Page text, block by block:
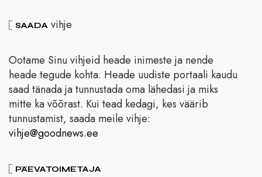
SAADA vihje
Ootame Sinu vihjeid heade inimeste ja nende
heade tegude kohta. Heade uudiste portaali kaudu
saad tänada ja tunnustada oma lähedasi ja miks
mitte ka võõrast. Kui tead kedagi, kes väärib
tunnustamist, saada meile vihje:
vihje@goodnews.ee
PÄEVATOIMETAJA